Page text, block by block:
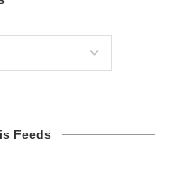
Feeds